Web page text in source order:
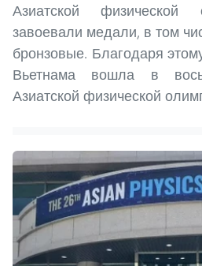
Азиатской физической
завоевали медали, в том
бронзовые. Благодаря
Вьетнама вошла в
Азиатской физической